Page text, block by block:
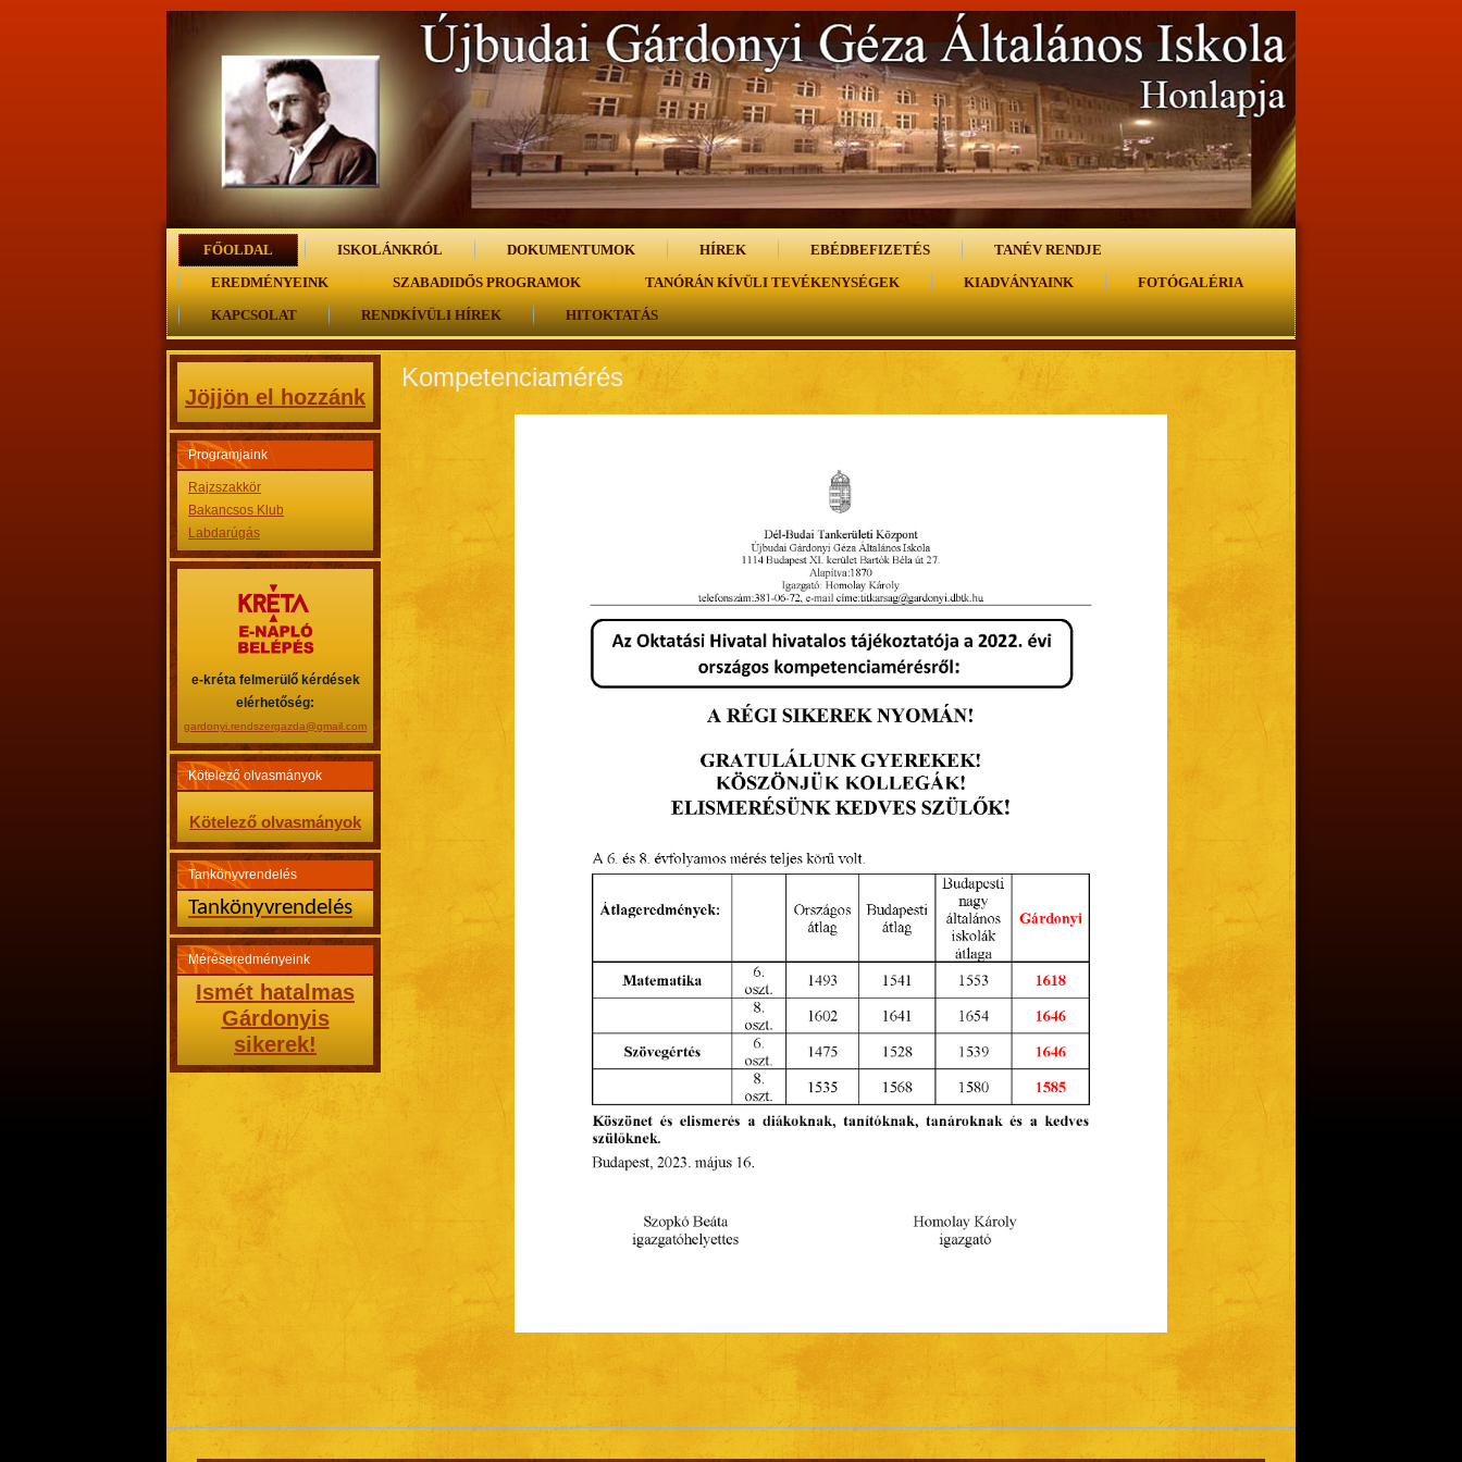
FŐOLDAL ISKOLÁNKRÓL DOKUMENTUMOK HÍREK EBÉDBEFIZETÉS
TANÉV RENDJE
EREDMÉNYEINK
SZABADIDŐS PROGRAMOK TANÓRÁN KÍVÜLI TEVÉKENYSÉGEK KIADVÁNYAINK
FOTÓGALÉRIA
KAPCSOLAT
RENDKÍVÜLI HÍREK HITOKTATÁS
Jöjjön el hozzánk
Programjaink
Rajzszakkör
Bakancsos Klub
Labdarúgás
e-kréta felmerülő kérdések
elérhetőség:
gardonyi.rendszergazda@gmail.com
Kötelező olvasmányok
Kötelező olvasmányok
Tankönyvrendelés
Tankönyvrendelés
Méréseredményeink
Ismét hatalmas
Gárdonyis
sikerek!
Kompetenciamérés